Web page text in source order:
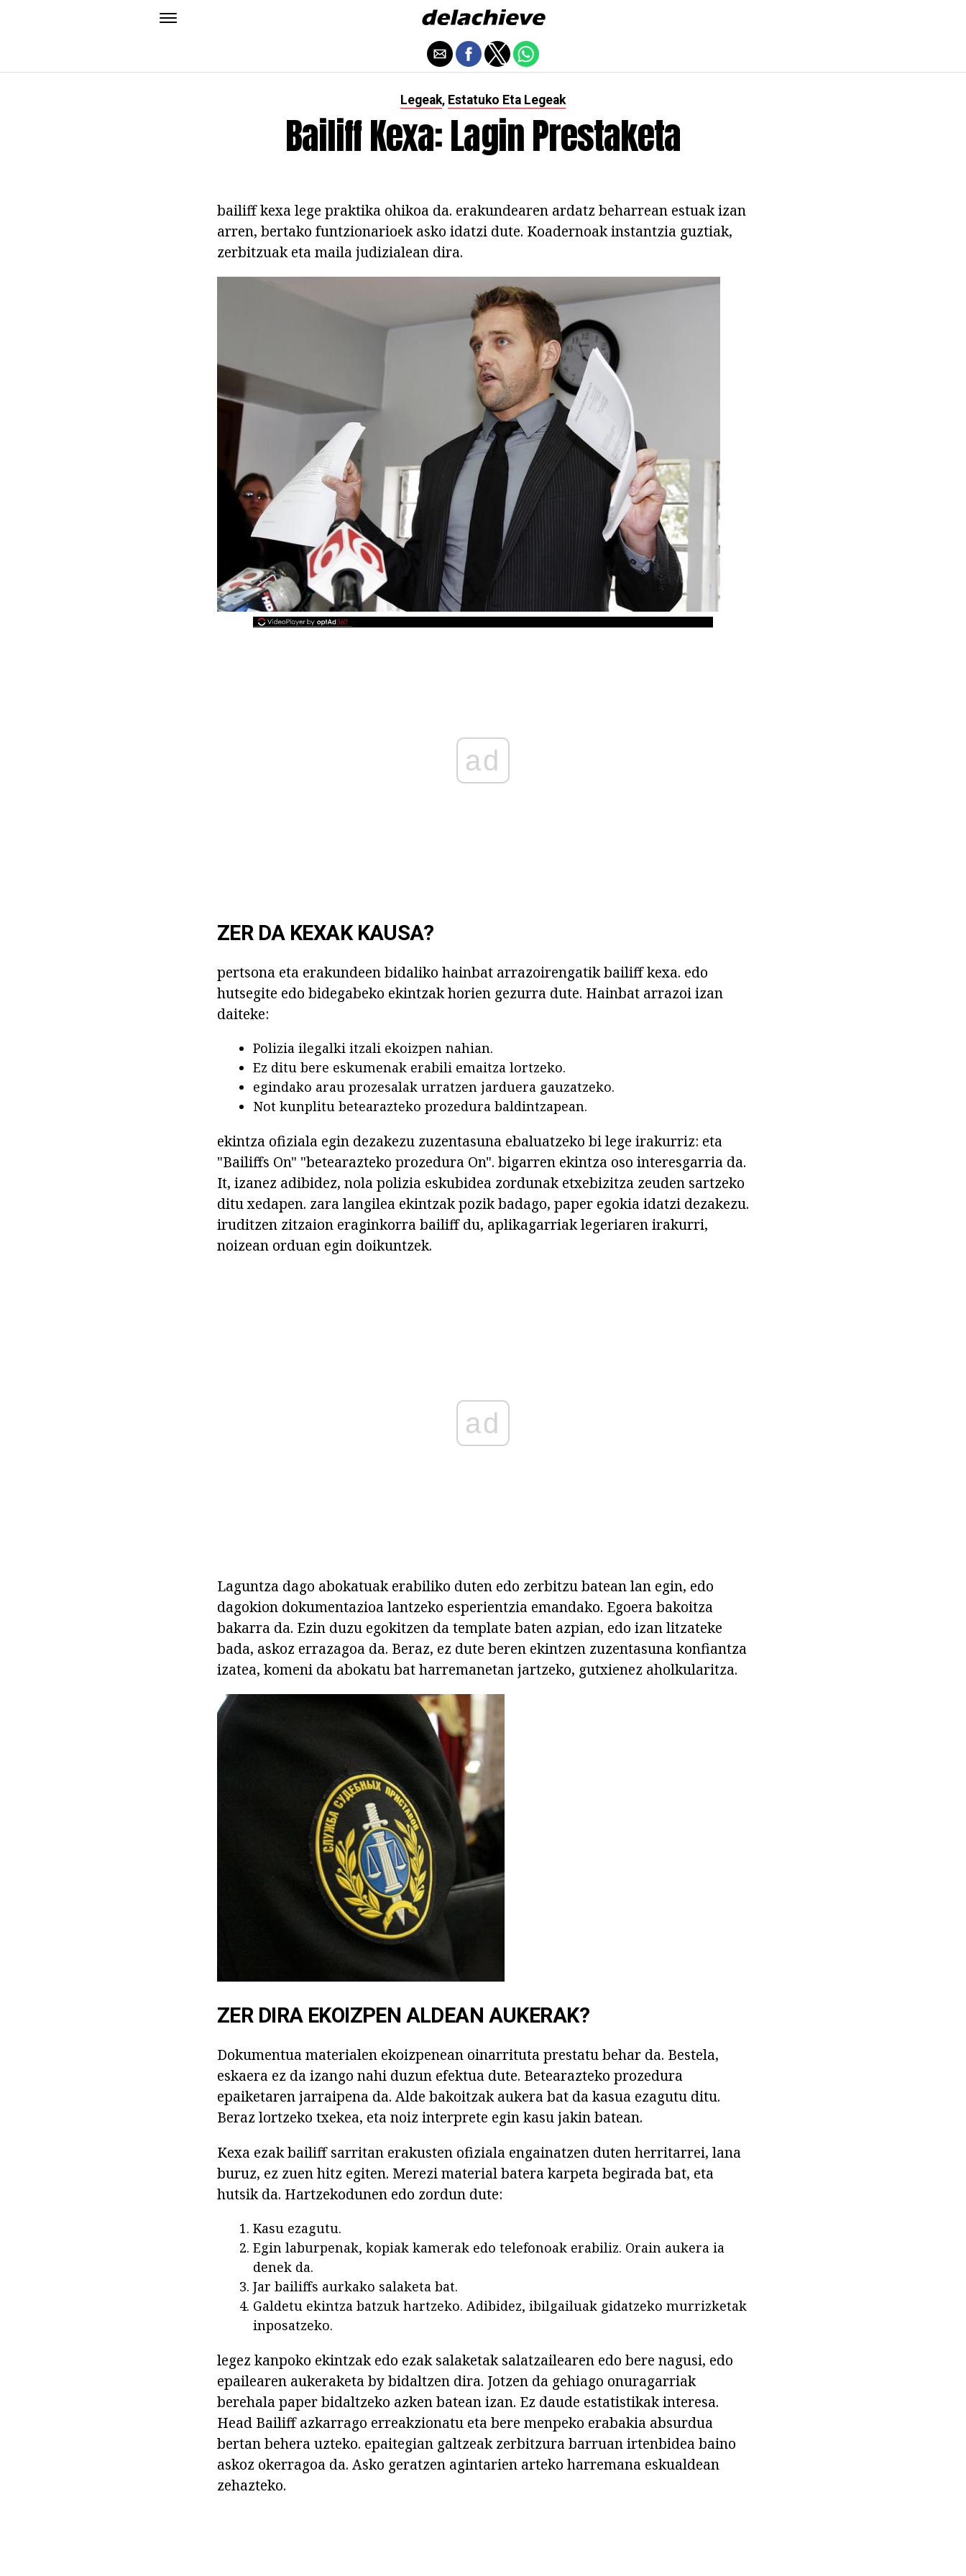
Legeak, Estatuko Eta Legeak
Bailiff Kexa: Lagin Prestaketa
bailiff kexa lege praktika ohikoa da. erakundearen ardatz beharrean estuak izan
arren, bertako funtzionarioek asko idatzi dute. Koadernoak instantzia guztiak,
zerbitzuak eta maila judizialean dira.
ad
ZER DA KEXAK KAUSA?
pertsona eta erakundeen bidaliko hainbat arrazoirengatik bailiff kexa. edo
hutsegite edo bidegabeko ekintzak horien gezurra dute. Hainbat arrazoi izan
daiteke:
Polizia ilegalki itzali ekoizpen nahian.
Ez ditu bere eskumenak erabili emaitza lortzeko.
egindako arau prozesalak urratzen jarduera gauzatzeko.
Not kunplitu betearazteko prozedura baldintzapean.
ekintza ofiziala egin dezakezu zuzentasuna ebaluatzeko bi lege irakurriz: eta
"Bailiffs On" "betearazteko prozedura On". bigarren ekintza oso interesgarria da.
It, izanez adibidez, nola polizia eskubidea zordunak etxebizitza zeuden sartzeko
ditu xedapen. zara langilea ekintzak pozik badago, paper egokia idatzi dezakezu.
iruditzen zitzaion eraginkorra bailiff du, aplikagarriak legeriaren irakurri,
noizean orduan egin doikuntzek.
ad
Laguntza dago abokatuak erabiliko duten edo zerbitzu batean lan egin, edo
dagokion dokumentazioa lantzeko esperientzia emandako. Egoera bakoitza
bakarra da. Ezin duzu egokitzen da template baten azpian, edo izan litzateke
bada, askoz errazagoa da. Beraz, ez dute beren ekintzen zuzentasuna konfiantza
izatea, komeni da abokatu bat harremanetan jartzeko, gutxienez aholkularitza.
ZER DIRA EKOIZPEN ALDEAN AUKERAK?
Dokumentua materialen ekoizpenean oinarrituta prestatu behar da. Bestela,
eskaera ez da izango nahi duzun efektua dute. Betearazteko prozedura
epaiketaren jarraipena da. Alde bakoitzak aukera bat da kasua ezagutu ditu.
Beraz lortzeko txekea, eta noiz interprete egin kasu jakin batean.
Kexa ezak bailiff sarritan erakusten ofiziala engainatzen duten herritarrei, lana
buruz, ez zuen hitz egiten. Merezi material batera karpeta begirada bat, eta
hutsik da. Hartzekodunen edo zordun dute:
Kasu ezagutu.
Egin laburpenak, kopiak kamerak edo telefonoak erabiliz. Orain aukera ia
denek da.
Jar bailiffs aurkako salaketa bat.
Galdetu ekintza batzuk hartzeko. Adibidez, ibilgailuak gidatzeko murrizketak
inposatzeko.
legez kanpoko ekintzak edo ezak salaketak salatzailearen edo bere nagusi, edo
epailearen aukeraketa by bidaltzen dira. Jotzen da gehiago onuragarriak
berehala paper bidaltzeko azken batean izan. Ez daude estatistikak interesa.
Head Bailiff azkarrago erreakzionatu eta bere menpeko erabakia absurdua
bertan behera uzteko. epaitegian galtzeak zerbitzura barruan irtenbidea baino
askoz okerragoa da. Asko geratzen agintarien arteko harremana eskualdean
zehazteko.